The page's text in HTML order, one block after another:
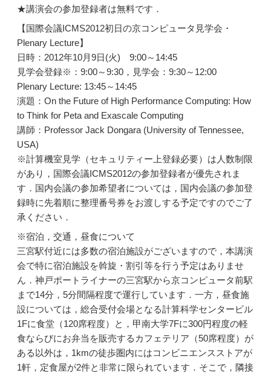
★講演会の参加登録者は無料です．
【国際会議ICMS2012初日の京コンピュータ見学会・
Plenary Lecture】
日時：2012年10月9日(火) 9:00～14:45
見学会登録※：9:00～9:30，見学会：9:30～12:00
Plenary Lecture: 13:45～14:45
演題：On the Future of High Performance Computing: How
to Think for Peta and Exascale Computing
講師：Professor Jack Dongara (University of Tennessee,
USA)
※計算機室見学（セキュリティー上登録必要）は人数制限
があり，国際会議ICMS2012の参加登録者が優先されま
す．国内会議の参加希望者については，国内会議の参加登
録時に先着順に整理番号券をお渡しする予定ですのでご了
承ください．
※宿泊，交通，昼食について
三宮駅付近には多数の宿泊施設がございますので，本講演
会で特に宿泊施設を斡旋・割引等を行う予定はありませ
ん．神戸ポートライナーの三宮駅から京コンピュータ前駅
まで14分，5分間隔程度で運行しています．一方，昼食施
設については，総合受付会場となる計算科学センタービル
1Fに食堂（120席程度）と，甲南大学7Fに300円程度の軽
食ならびにお弁当を販売するカフェテリア（50席程度）が
ある以外は，1kmの徒歩圏内にはコンビニエンスストアが
1軒，定食屋が2件と非常に限られています．そこで，隣接